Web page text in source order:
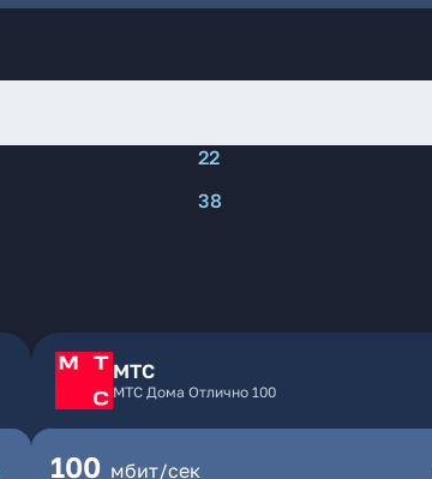
22
38
МТС
МТС Дома Отлично 100
100 мбит/сек